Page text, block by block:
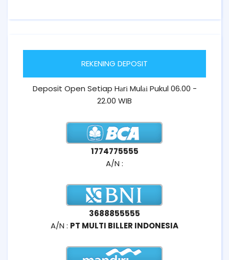
REKENING DEPOSIT
Deposit Open Setiap Hаrі Mulаі Pukul 06.00 -
22.00 WIB
1774775555
A/N :
3688855555
A/N : PT MULTI BILLER INDONESIA